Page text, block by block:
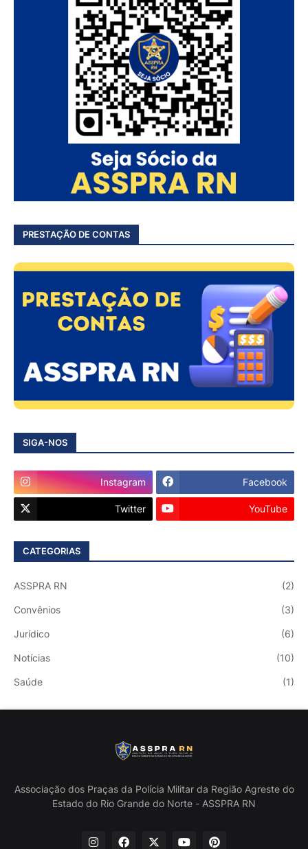
PRESTAÇÃO DE CONTAS
SIGA-NOS
Instagram Facebook
Twitter YouTube
CATEGORIAS
ASSPRA RN (2)
Convênios (3)
Jurídico (6)
Notícias (10)
Saúde (1)
Associação dos Praças da Polícia Militar da Região Agreste do
Estado do Rio Grande do Norte - ASSPRA RN